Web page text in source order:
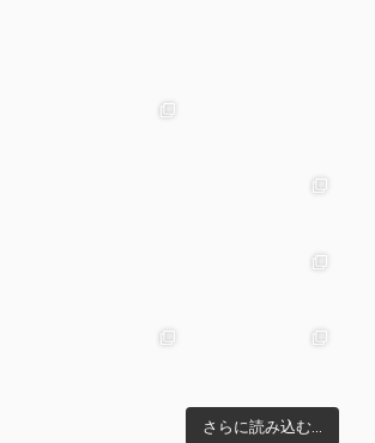
さらに読み込む...